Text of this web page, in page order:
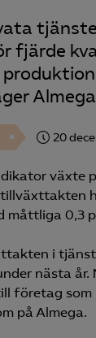
fjärde
20
växte
måttliga 0,3
i
nästa
företag
på Almega.